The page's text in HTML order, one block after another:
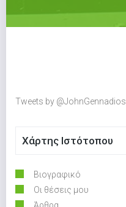
Tweets by @JohnGennadios
Χάρτης Ιστότοπου
Βιογραφικό
Οι θέσεις μου